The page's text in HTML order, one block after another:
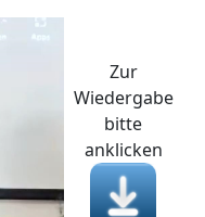
Zur
Wiedergabe
bitte
anklicken